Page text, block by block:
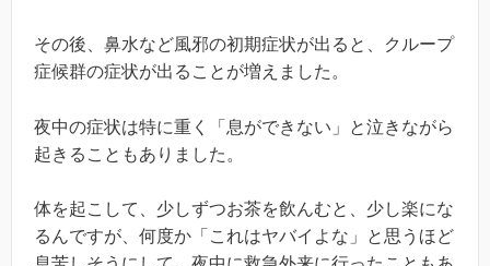
その後、鼻水など風邪の初期症状が出ると、クループ
症候群の症状が出ることが増えました。
夜中の症状は特に重く「息ができない」と泣きながら
起きることもありました。
体を起こして、少しずつお茶を飲んむと、少し楽にな
るんですが、何度か「これはヤバイよな」と思うほど